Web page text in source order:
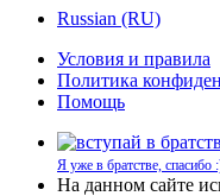
Russian (RU)
Условия и правила
Политика
Помощь
Я уже в братстве, спасибо
На данном сайте